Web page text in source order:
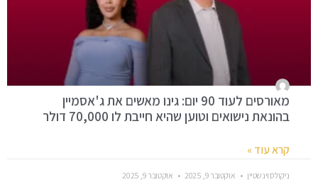
מאורסים לעוד 90 יום: גינו מאשים את ג'אסמיין
בהונאת נישואים וטוען שהיא חייבת לו 70,000 דולר
קרא עוד »
ניקולס וינשטיין אוקטובר 9, 2025 אוקטובר 9, 2025